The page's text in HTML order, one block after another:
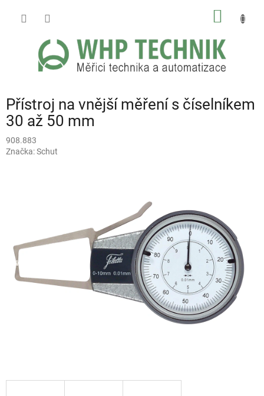
Přístroj na vnější měření s číselníkem
30 až 50 mm
908.883
Značka:Schut